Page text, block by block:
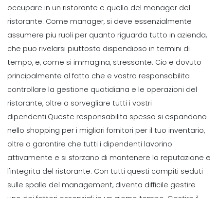
occupare in un ristorante e quello del manager del
ristorante. Come manager, si deve essenzialmente
assumere piu ruoli per quanto riguarda tutto in azienda,
che puo rivelarsi piuttosto dispendioso in termini di
tempo, e, come si immagina, stressante. Cio e dovuto
principalmente al fatto che e vostra responsabilita
controllare la gestione quotidiana e le operazioni del
ristorante, oltre a sorvegliare tutti i vostri
dipendenti.Queste responsabilita spesso si espandono
nello shopping per i migliori fornitori per il tuo inventario,
oltre a garantire che tutti i dipendenti lavorino
attivamente e si sforzano di mantenere la reputazione e
l'integrita del ristorante. Con tutti questi compiti seduti
sulle spalle del management, diventa difficile gestire